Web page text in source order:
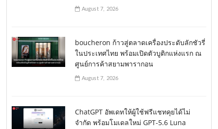
August 7, 2026
boucheron ก้าวสู่ตลาดเครื่องประดับลักชัวรี่
ในประเทศไทย พร้อมเปิดตัวบูติกแห่งแรก ณ
ศูนย์การค้าสยามพารากอน
August 7, 2026
ChatGPT อัพเดทให้ผู้ใช้ฟรีแชทคุยได้ไม่
จำกัด พร้อมโมเดลใหม่ GPT-5.6 Luna